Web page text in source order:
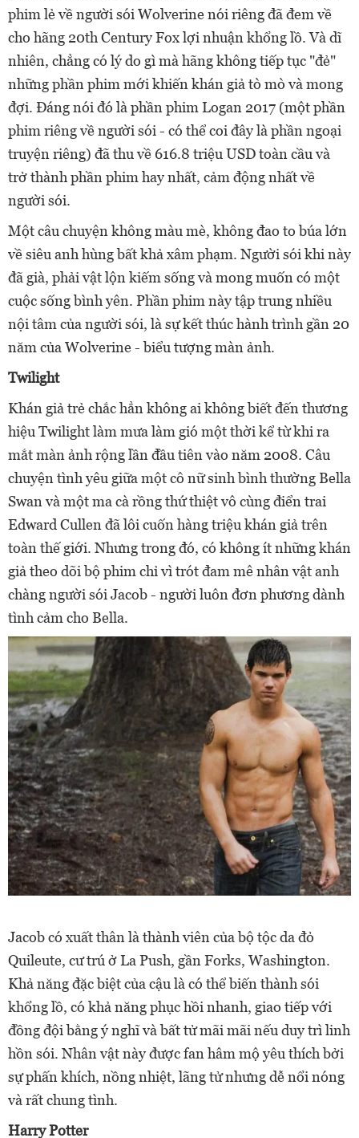
phim lẻ về người sói Wolverine nói riêng đã đem về
cho hãng 20th Century Fox lợi nhuận khổng lồ. Và dĩ
nhiên, chẳng có lý do gì mà hãng không tiếp tục "đẻ"
những phần phim mới khiến khán giả tò mò và mong
đợi. Đáng nói đó là phần phim Logan 2017 (một phần
phim riêng về người sói - có thể coi đây là phần ngoại
truyện riêng) đã thu về 616.8 triệu USD toàn cầu và
trở thành phần phim hay nhất, cảm động nhất về
người sói.
Một câu chuyện không màu mè, không đao to búa lớn
về siêu anh hùng bất khả xâm phạm. Người sói khi này
đã già, phải vật lộn kiếm sống và mong muốn có một
cuộc sống bình yên. Phần phim này tập trung nhiều
nội tâm của người sói, là sự kết thúc hành trình gần 20
năm của Wolverine - biểu tượng màn ảnh.
Twilight
Khán giả trẻ chắc hẳn không ai không biết đến thương
hiệu Twilight làm mưa làm gió một thời kể từ khi ra
mắt màn ảnh rộng lần đầu tiên vào năm 2008. Câu
chuyện tình yêu giữa một cô nữ sinh bình thường Bella
Swan và một ma cà rồng thứ thiệt vô cùng điển trai
Edward Cullen đã lôi cuốn hàng triệu khán giả trên
toàn thế giới. Nhưng trong đó, có không ít những khán
giả theo dõi bộ phim chỉ vì trót đam mê nhân vật anh
chàng người sói Jacob - người luôn đơn phương dành
tình cảm cho Bella.
Jacob có xuất thân là thành viên của bộ tộc da đỏ
Quileute, cư trú ở La Push, gần Forks, Washington.
Khả năng đặc biệt của cậu là có thể biến thành sói
khổng lồ, có khả năng phục hồi nhanh, giao tiếp với
đồng đội bằng ý nghĩ và bất tử mãi mãi nếu duy trì linh
hồn sói. Nhân vật này được fan hâm mộ yêu thích bởi
sự phấn khích, nồng nhiệt, lãng tử nhưng dễ nổi nóng
và rất chung tình.
Harry Potter